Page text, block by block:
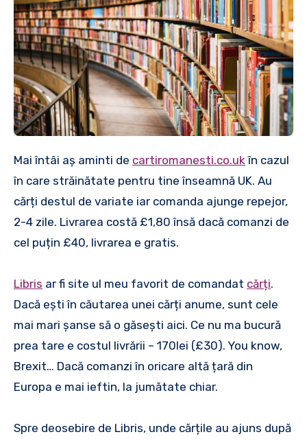
Mai întâi aș aminti de cartiromanesti.co.ukîn cazul
în care străinătate pentru tine înseamnă UK. Au
cărți destul de variate iar comanda ajunge repejor,
2-4 zile. Livrarea costă £1,80 însă dacă comanzi de
cel puțin £40, livrarea e gratis.
Libris ar fi site ul meu favorit de comandat cărți.
Dacă ești în căutarea unei cărți anume, sunt cele
mai mari șanse să o găsești aici. Ce nu ma bucură
prea tare e costul livrării – 170lei (£30). You know,
Brexit… Dacă comanzi în oricare altă țară din
Europa e mai ieftin, la jumătate chiar.
Spre deosebire de Libris, unde cărțile au ajuns după